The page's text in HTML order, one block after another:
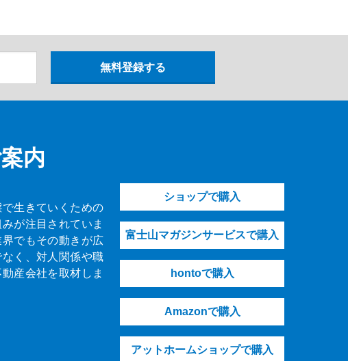
内
生きていくための
が注目されていま
でもその動きが広
く、対人関係や職
産会社を取材しま
ショップで購入
富士山マガジンサービスで購入
hontoで購入
Amazonで購入
アットホームショップで購入